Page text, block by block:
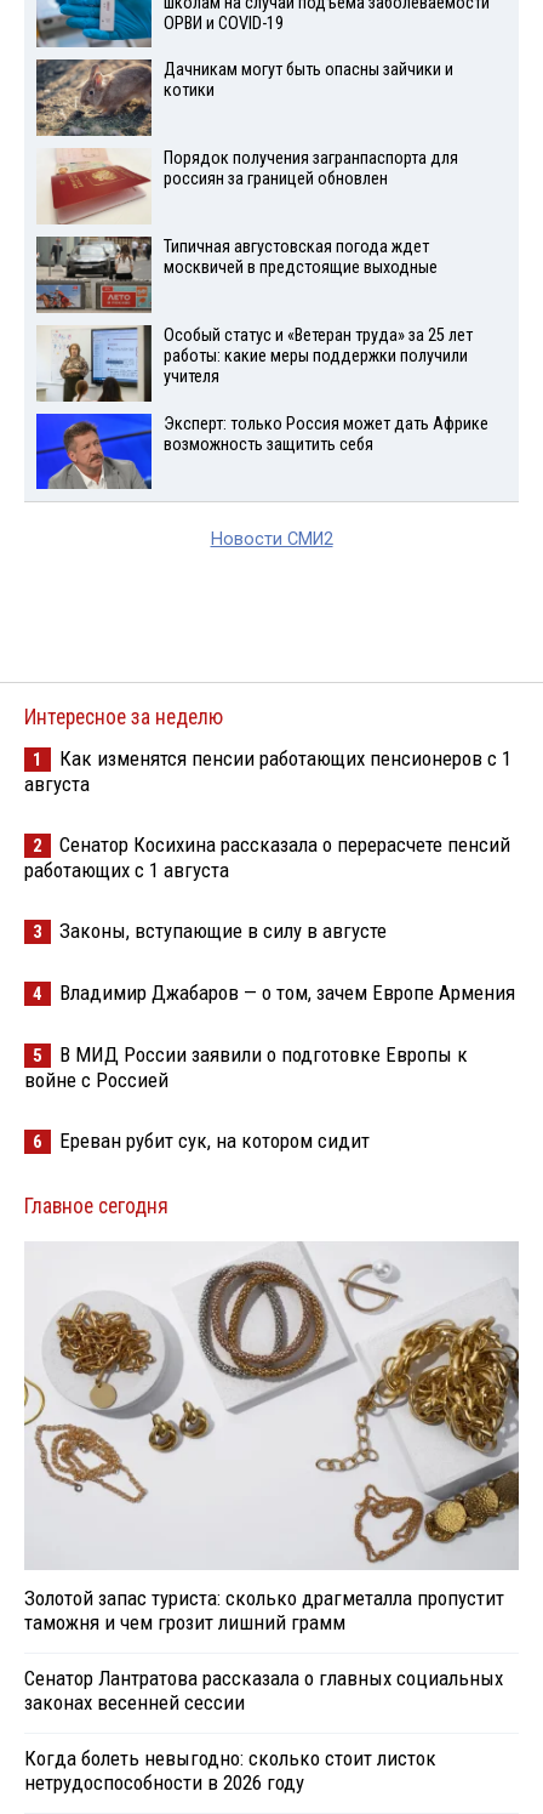
ОРВИ и COVID-19
Дачникам могут быть опасны зайчики и
котики
Порядок получения загранпаспорта для
россиян за границей обновлен
Типичная августовская погода ждет
москвичей в предстоящие выходные
Особый статус и «Ветеран труда» за 25 лет
работы: какие меры поддержки получили
учителя
Эксперт: только Россия может дать Африке
возможность защитить себя
Новости СМИ2
Интересное за неделю
1
Как изменятся пенсии работающих пенсионеров с 1
августа
2
Сенатор Косихина рассказала о перерасчете пенсий
работающих с 1 августа
3 Законы, вступающие в силу в августе
4 Владимир Джабаров — о том, зачем Европе Армения
5
В МИД России заявили о подготовке Европы к
войне с Россией
6 Ереван рубит сук, на котором сидит
Главное сегодня
Золотой запас туриста: сколько драгметалла пропустит
таможня и чем грозит лишний грамм
Сенатор Лантратова рассказала о главных социальных
законах весенней сессии
Когда болеть невыгодно: сколько стоит листок
нетрудоспособности в 2026 году